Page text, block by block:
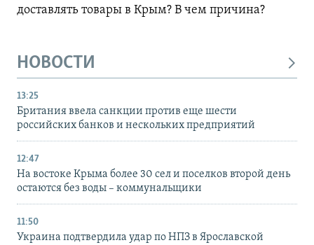
доставлять товары в Крым? В чем причина?
НОВОСТИ
13:25
Британия ввела санкции против еще шести
российских банков и нескольких предприятий
12:47
На востоке Крыма более 30 сел и поселков второй день
остаются без воды – коммунальщики
11:50
Украина подтвердила удар по НПЗ в Ярославской